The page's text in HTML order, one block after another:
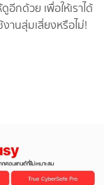
กด้วย เพื่อให้เราได้
านสุ่มเสี่ยงหรือไม่!